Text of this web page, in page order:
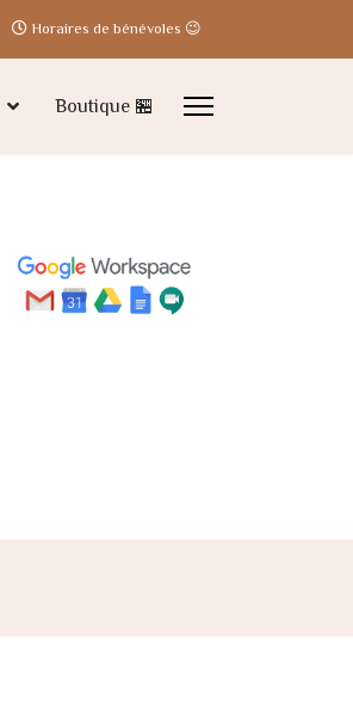
Horaires de bénévoles 😉
Boutique 🏪